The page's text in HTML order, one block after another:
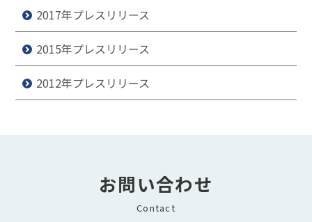
2017年プレスリリース
2015年プレスリリース
2012年プレスリリース
お問い合わせ
Contact